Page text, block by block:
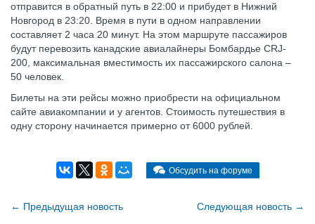
отправится в обратный путь в 22:00 и прибудет в Нижний
Новгород в 23:20. Время в пути в одном направлении
составляет 2 часа 20 минут. На этом маршруте пассажиров
будут перевозить канадские авиалайнеры Бомбардье CRJ-
200, максимальная вместимость их пассажирского салона –
50 человек.
Билеты на эти рейсы можно приобрести на официальном
сайте авиакомпании и у агентов. Стоимость путешествия в
одну сторону начинается примерно от 6000 рублей.
Обсудить на форуме
← Предыдущая новость Cледующая новость →